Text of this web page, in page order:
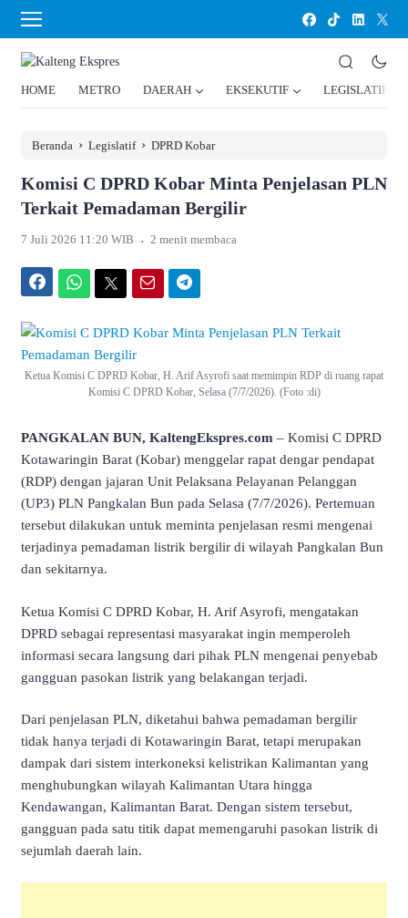
HOME METRO DAERAH EKSEKUTIF LEGISLATIF
Beranda › Legislatif › DPRD Kobar
Komisi C DPRD Kobar Minta Penjelasan PLN
Terkait Pemadaman Bergilir
7 Juli 2026 11:20 WIB . 2 menit membaca
Ketua Komisi C DPRD Kobar, H. Arif Asyrofi saat memimpin RDP di ruang rapat
Komisi C DPRD Kobar, Selasa (7/7/2026). (Foto :di)
PANGKALAN BUN, KaltengEkspres.com – Komisi C DPRD
Kotawaringin Barat (Kobar) menggelar rapat dengar pendapat
(RDP) dengan jajaran Unit Pelaksana Pelayanan Pelanggan
(UP3) PLN Pangkalan Bun pada Selasa (7/7/2026). Pertemuan
tersebut dilakukan untuk meminta penjelasan resmi mengenai
terjadinya pemadaman listrik bergilir di wilayah Pangkalan Bun
dan sekitarnya.
Ketua Komisi C DPRD Kobar, H. Arif Asyrofi, mengatakan
DPRD sebagai representasi masyarakat ingin memperoleh
informasi secara langsung dari pihak PLN mengenai penyebab
gangguan pasokan listrik yang belakangan terjadi.
Dari penjelasan PLN, diketahui bahwa pemadaman bergilir
tidak hanya terjadi di Kotawaringin Barat, tetapi merupakan
dampak dari sistem interkoneksi kelistrikan Kalimantan yang
menghubungkan wilayah Kalimantan Utara hingga
Kendawangan, Kalimantan Barat. Dengan sistem tersebut,
gangguan pada satu titik dapat memengaruhi pasokan listrik di
sejumlah daerah lain.